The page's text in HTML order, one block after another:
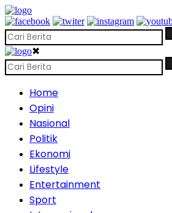
✖
Home
Opini
Nasional
Politik
Ekonomi
Lifestyle
Entertainment
Sport